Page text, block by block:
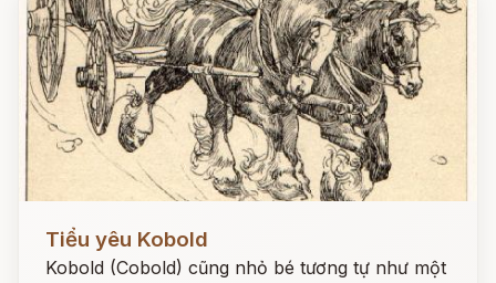
Đọc ngay
Tiểu yêu Kobold
Kobold (Cobold) cũng nhỏ bé tương tự như một